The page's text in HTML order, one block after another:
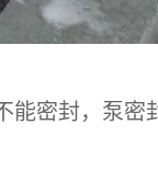
密封，泵密